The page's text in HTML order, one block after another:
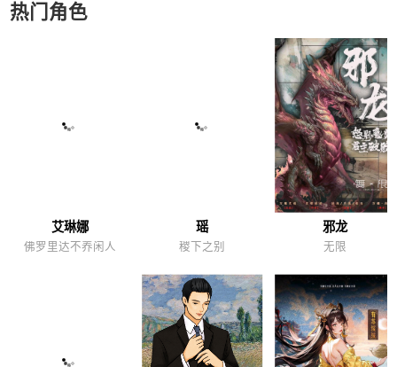
热门角色
艾琳娜
佛罗里达不养闲人
瑶
稷下之别
邪龙
无限